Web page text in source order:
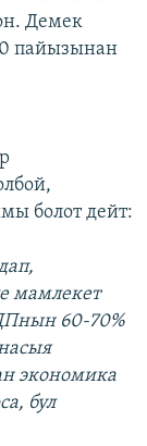
Демек
пайызынан
болот дейт:
мамлекет
60-70%
экономика
бул